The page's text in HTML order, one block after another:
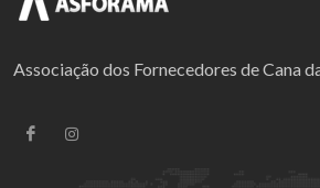
Associação dos Fornecedores de Cana